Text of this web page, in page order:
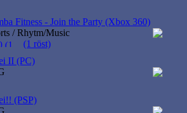
Fitness - Join the Party (Xbox 360)
/ Rhytm/Music
(1 röst)
II (PC)
(PSP)